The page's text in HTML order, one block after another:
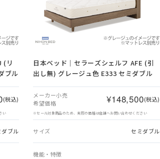
(リ
ブル
(税込)
い
ダブル
日本ベッド｜セラーズシェルフ AFE (引
出し無) グレージュ色 E333 セミダブル
メーカー小売
希望価格
¥148,500(税込)
※セール対象商品のため、実際の価格は店舗へお問い合わせください
サイズ セミダブル
機能・特徴